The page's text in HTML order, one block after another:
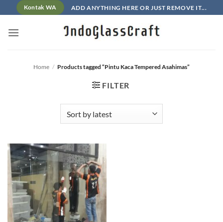
to
content
Kontak WA ADD ANYTHING HERE OR JUST REMOVE IT...
Home / Products tagged “Pintu Kaca Tempered Asahimas”
FILTER